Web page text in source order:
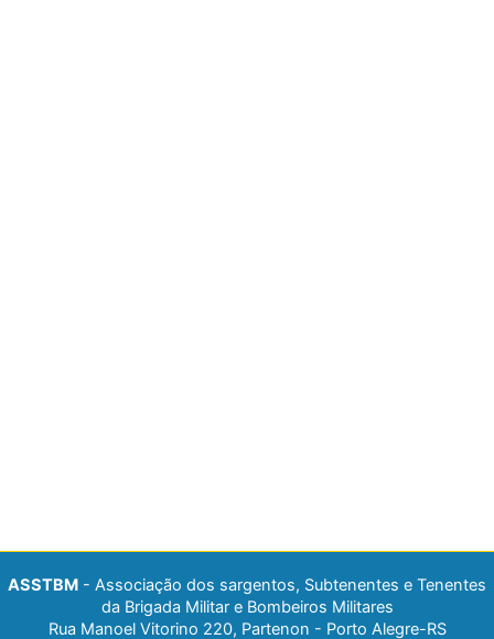
ASSTBM - Associação dos sargentos, Subtenentes e Tenentes
da Brigada Militar e Bombeiros Militares
Rua Manoel Vitorino 220, Partenon - Porto Alegre-RS